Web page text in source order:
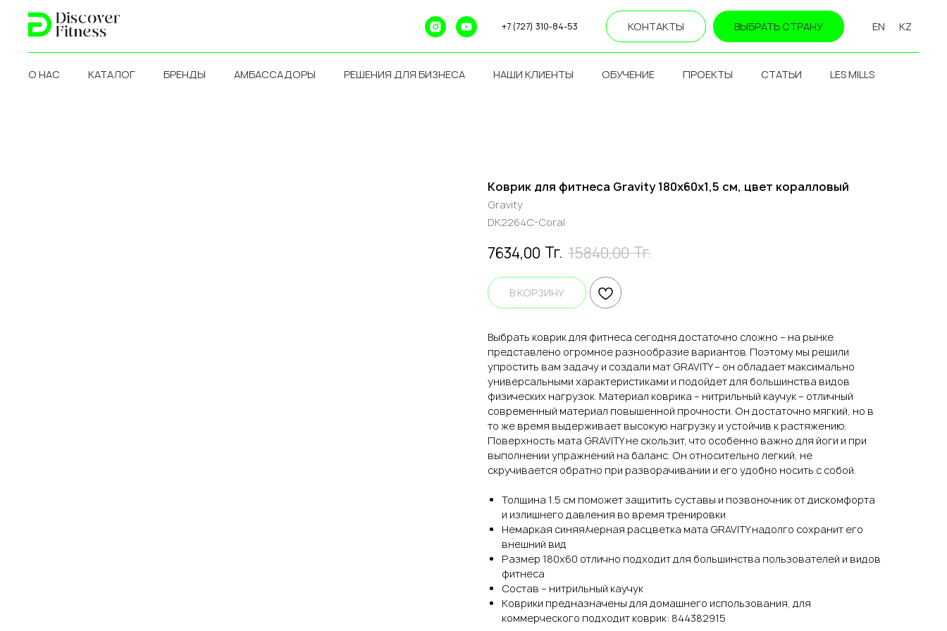
+7 (727) 310-84-53 КОНТАКТЫ ВЫБРАТЬ СТРАНУ EN KZ
О НАС КАТАЛОГ БРЕНДЫ АМБАССАДОРЫ РЕШЕНИЯ ДЛЯ БИЗНЕСА НАШИ КЛИЕНТЫ ОБУЧЕНИЕ ПРОЕКТЫ СТАТЬИ LES MILLS
Коврик для фитнеса Gravity 180х60х1,5 см, цвет коралловый
Gravity
DK2264C-Coral
7634,00 Тг. 15840,00 Тг.
В КОРЗИНУ
Выбрать коврик для фитнеса сегодня достаточно сложно – на рынке
представлено огромное разнообразие вариантов. Поэтому мы решили
упростить вам задачу и создали мат GRAVITY – он обладает максимально
универсальными характеристиками и подойдет для большинства видов
физических нагрузок. Материал коврика – нитрильный каучук – отличный
современный материал повышенной прочности. Он достаточно мягкий, но в
то же время выдерживает высокую нагрузку и устойчив к растяжению.
Поверхность мата GRAVITY не скользит, что особенно важно для йоги и при
выполнении упражнений на баланс. Он относительно легкий, не
скручивается обратно при разворачивании и его удобно носить с собой.
Толщина 1.5 см поможет защитить суставы и позвоночник от дискомфорта
и излишнего давления во время тренировки
Немаркая синяя/черная расцветка мата GRAVITY надолго сохранит его
внешний вид
Размер 180х60 отлично подходит для большинства пользователей и видов
фитнеса
Состав – нитрильный каучук
Коврики предназначены для домашнего использования, для
коммерческого подходит коврик: 844382915